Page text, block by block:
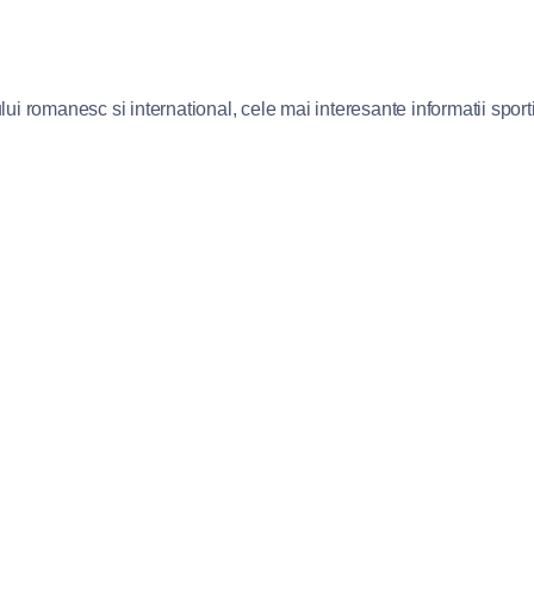
romanesc si international, cele mai interesante informatii